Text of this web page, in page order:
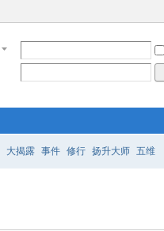
大揭露 事件 修行 扬升大师 五维